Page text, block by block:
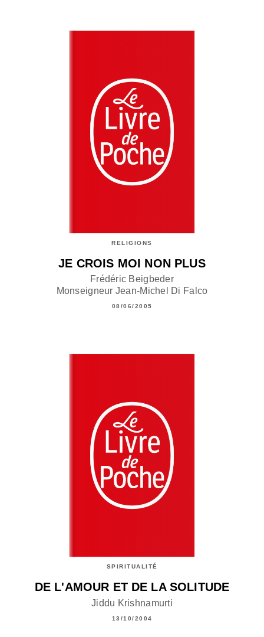
RELIGIONS
JE CROIS MOI NON PLUS
Frédéric Beigbeder
Monseigneur Jean-Michel Di Falco
08/06/2005
SPIRITUALITÉ
DE L'AMOUR ET DE LA SOLITUDE
Jiddu Krishnamurti
13/10/2004